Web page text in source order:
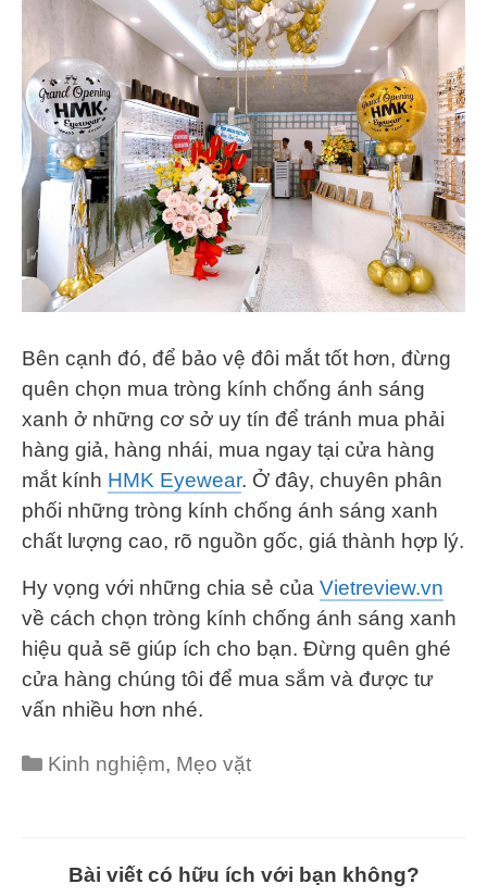
Bên cạnh đó, để bảo vệ đôi mắt tốt hơn, đừng
quên chọn mua tròng kính chống ánh sáng
xanh ở những cơ sở uy tín để tránh mua phải
hàng giả, hàng nhái, mua ngay tại cửa hàng
mắt kính HMK Eyewear. Ở đây, chuyên phân
phối những tròng kính chống ánh sáng xanh
chất lượng cao, rõ nguồn gốc, giá thành hợp lý.
Hy vọng với những chia sẻ của Vietreview.vn
về cách chọn tròng kính chống ánh sáng xanh
hiệu quả sẽ giúp ích cho bạn. Đừng quên ghé
cửa hàng chúng tôi để mua sắm và được tư
vấn nhiều hơn nhé.
Categories
Kinh nghiệm, Mẹo vặt
Bài viết có hữu ích với bạn không?